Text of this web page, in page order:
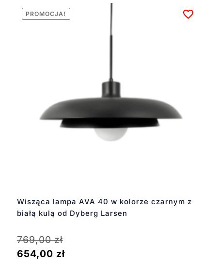
Wisząca lampa AVA 40 w kolorze czarnym z
białą kulą od Dyberg Larsen
PROMOCJA!
769,00zł
654,00 zł